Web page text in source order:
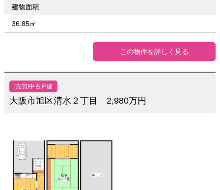
建物面積
36.85㎡
この物件を詳しく見る
[売買]中古戸建
大阪市旭区清水２丁目 2,980万円